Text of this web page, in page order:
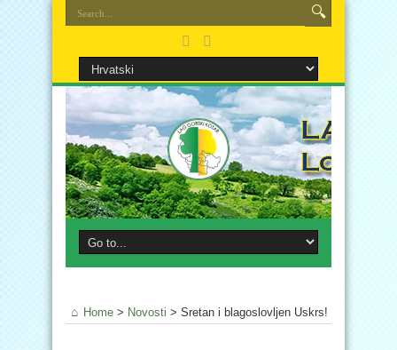
Home > Novosti > Sretan i blagoslovljen Uskrs!